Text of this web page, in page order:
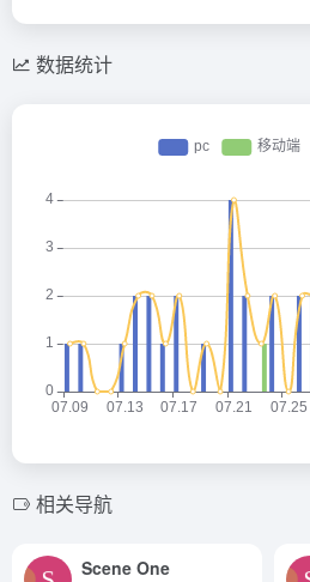
数据统计
相关导航
Scene One